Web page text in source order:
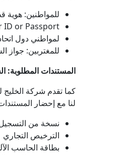
للمواطنين: هوية
ID or Passport
لمواطني دول
للمغتربين: جواز
المستندات المطلوبة:
كما تقدم شركة الخليج
لنا مع إحضار المستندات
نسخة من
الترخيص التجاري
بطاقة الحاسب